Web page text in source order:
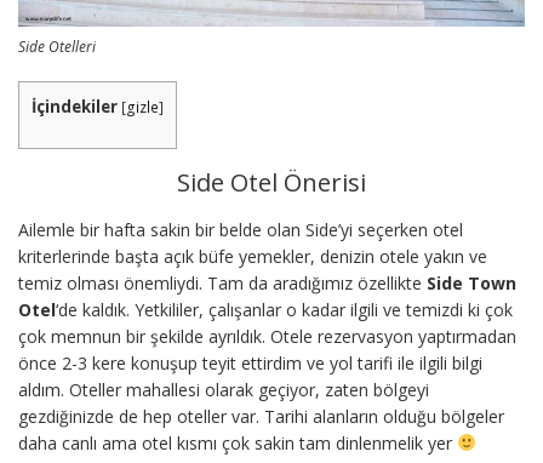
Side Otelleri
İçindekiler [gizle]
Side Otel Önerisi
Ailemle bir hafta sakin bir belde olan Side’yi seçerken otel
kriterlerinde başta açık büfe yemekler, denizin otele yakın ve
temiz olması önemliydi. Tam da aradığımız özellikte Side Town
Otel‘de kaldık. Yetkililer, çalışanlar o kadar ilgili ve temizdi ki çok
çok memnun bir şekilde ayrıldık. Otele rezervasyon yaptırmadan
önce 2-3 kere konuşup teyit ettirdim ve yol tarifi ile ilgili bilgi
aldım. Oteller mahallesi olarak geçiyor, zaten bölgeyi
gezdiğinizde de hep oteller var. Tarihi alanların olduğu bölgeler
daha canlı ama otel kısmı çok sakin tam dinlenmelik yer